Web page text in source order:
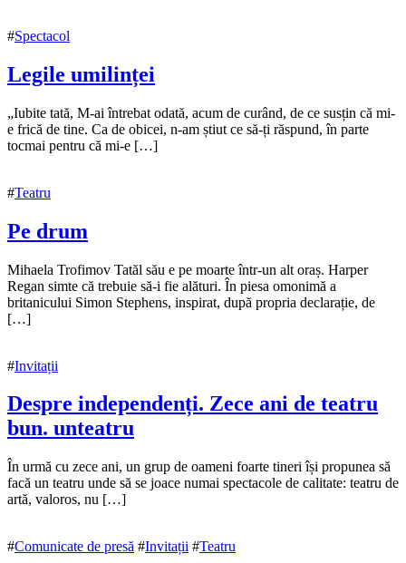
#Spectacol
Legile umilinței
13
ianuarie
202616
„Iubite tată, M-ai întrebat odată, acum de curând, de ce susțin că mi-
e frică de tine. Ca de obicei, n-am știut ce să-ți răspund, în parte
tocmai pentru că mi-e […]
#Teatru
Pe drum
14
februarie
202314
februarie
Mihaela Trofimov Tatăl său e pe moarte într-un alt oraș. Harper
Regan simte că trebuie să-i fie alături. În piesa omonimă a
britanicului Simon Stephens, inspirat, după propria declarație, de
[…]
#Invitații
Despre independenți. Zece ani de teatru
bun. unteatru
20
noiembrie
202020
În urmă cu zece ani, un grup de oameni foarte tineri își propunea să
facă un teatru unde să se joace numai spectacole de calitate: teatru de
artă, valoros, nu […]
#Comunicate de presă #Invitații #Teatru